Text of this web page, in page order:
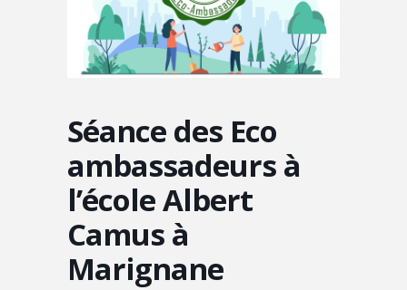
Séance des Eco
ambassadeurs à
l’école Albert
Camus à
Marignane